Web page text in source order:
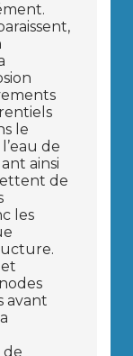
le
de
ainsi
de
les
avant
de